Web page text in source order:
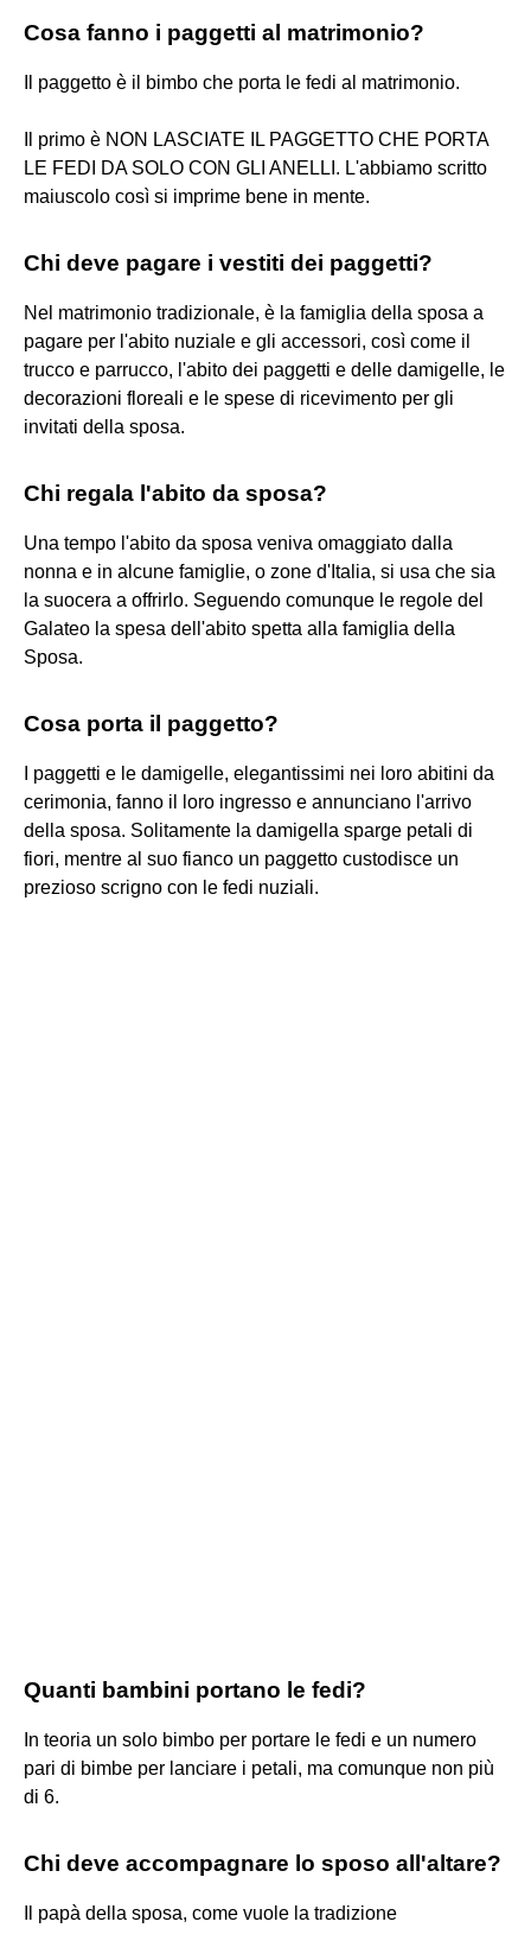
Cosa fanno i paggetti al matrimonio?
Il paggetto è il bimbo che porta le fedi al matrimonio.
Il primo è NON LASCIATE IL PAGGETTO CHE PORTA
LE FEDI DA SOLO CON GLI ANELLI. L'abbiamo scritto
maiuscolo così si imprime bene in mente.
Chi deve pagare i vestiti dei paggetti?
Nel matrimonio tradizionale, è la famiglia della sposa a
pagare per l'abito nuziale e gli accessori, così come il
trucco e parrucco, l'abito dei paggetti e delle damigelle, le
decorazioni floreali e le spese di ricevimento per gli
invitati della sposa.
Chi regala l'abito da sposa?
Una tempo l'abito da sposa veniva omaggiato dalla
nonna e in alcune famiglie, o zone d'Italia, si usa che sia
la suocera a offrirlo. Seguendo comunque le regole del
Galateo la spesa dell'abito spetta alla famiglia della
Sposa.
Cosa porta il paggetto?
I paggetti e le damigelle, elegantissimi nei loro abitini da
cerimonia, fanno il loro ingresso e annunciano l'arrivo
della sposa. Solitamente la damigella sparge petali di
fiori, mentre al suo fianco un paggetto custodisce un
prezioso scrigno con le fedi nuziali.
Quanti bambini portano le fedi?
In teoria un solo bimbo per portare le fedi e un numero
pari di bimbe per lanciare i petali, ma comunque non più
di 6.
Chi deve accompagnare lo sposo all'altare?
Il papà della sposa, come vuole la tradizione